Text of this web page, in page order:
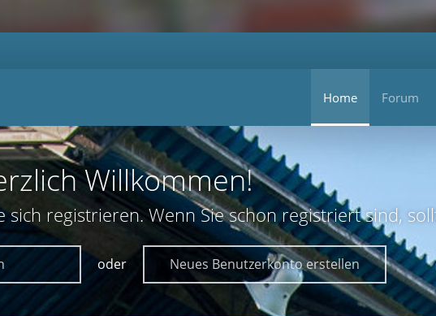
Home Forum
Willkommen!
registrieren. Wenn Sie schon registriert sind,
oder Neues Benutzerkonto erstellen